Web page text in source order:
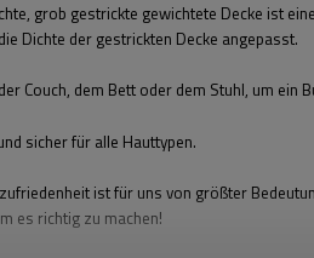
grob gestrickte gewichtete Decke ist
Dichte der gestrickten Decke angepasst.
Couch, dem Bett oder dem Stuhl, um
sicher für alle Hauttypen.
ist für uns von größter
es richtig zu machen!